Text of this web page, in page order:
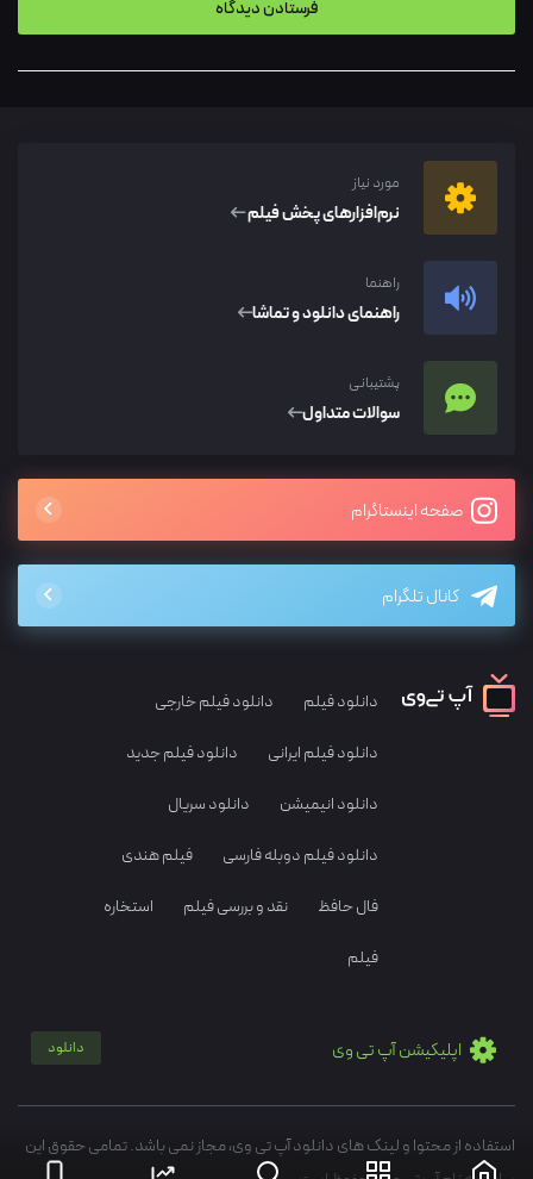
مورد نیاز
نرم‌افزار‌های پخش فیلم
راهنما
راهنمای دانلود و تماشا
پشتیبانی
سوالات متداول
صفحه اینستاگرام
کانال تلگرام
دانلود فیلم دانلود فیلم خارجی
دانلود فیلم ایرانی دانلود فیلم جدید
دانلود انیمیشن دانلود سریال
دانلود فیلم دوبله فارسی فیلم هندی
فال حافظ نقد و بررسی فیلم استخاره
فیلم
اپلیکیشن آپ تی وی دانلود
استفاده از محتوا و لینک های دانلود آپ تی وی، مجاز نمی باشد. تمامی حقوق این